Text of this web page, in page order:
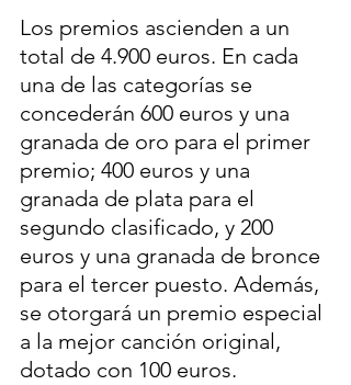
Los premios ascienden a un
total de 4.900 euros. En cada
una de las categorías se
concederán 600 euros y una
granada de oro para el primer
premio; 400 euros y una
granada de plata para el
segundo clasificado, y 200
euros y una granada de bronce
para el tercer puesto. Además,
se otorgará un premio especial
a la mejor canción original,
dotado con 100 euros.